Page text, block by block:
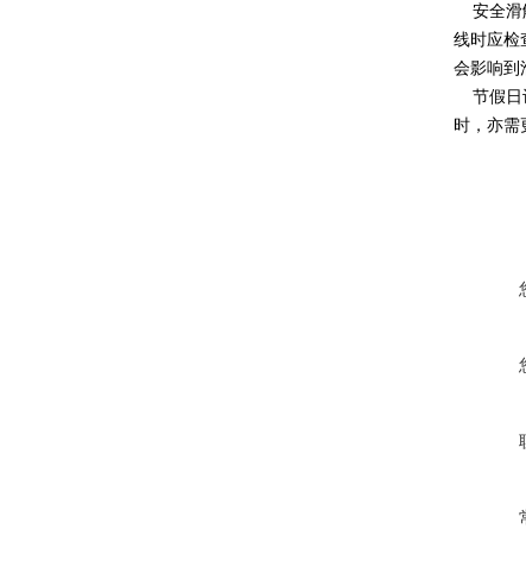
安全滑
线时应检
会影响到
节假日
时，亦需